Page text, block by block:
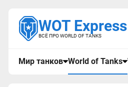
WOT Express
ВСЁ ПРО WORLD OF TANKS
Мир танков World of Tanks